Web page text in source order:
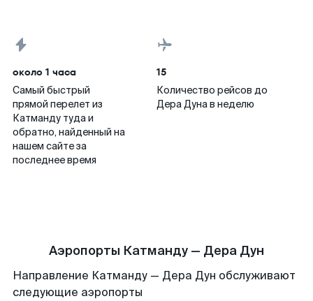
около 1 часа
Самый быстрый
прямой перелет из
Катманду туда и
обратно, найденный на
нашем сайте за
последнее время
15
Количество рейсов до
Дера Дуна в неделю
Аэропорты Катманду — Дера Дун
Направление Катманду — Дера Дун обслуживают
следующие аэропорты